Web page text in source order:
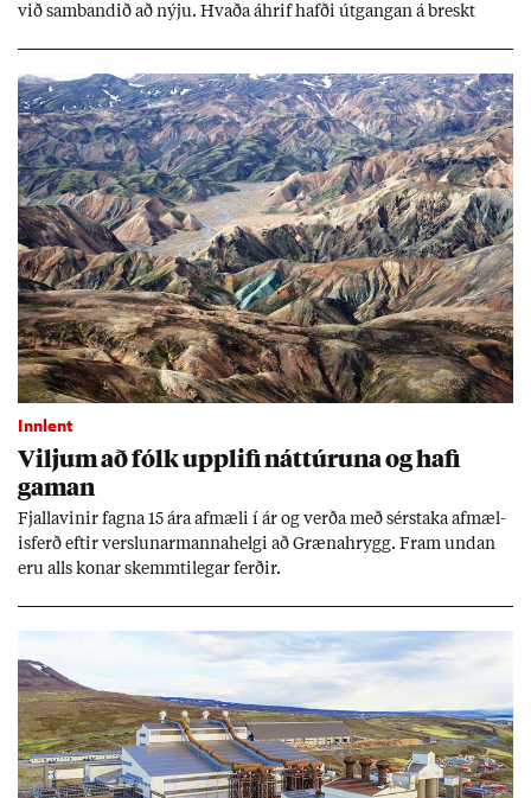
við sam­band­ið að nýju. Hvaða áhrif hafði út­gang­an á breskt
Innlent
Vilj­um að fólk upp­lifi nátt­úr­una og hafi
gam­an
Fjalla­vin­ir fagna 15 ára af­mæli í ár og verða með sér­staka af­mæl­
is­ferð eft­ir versl­un­ar­manna­helgi að Græna­hrygg. Fram und­an
eru alls kon­ar skemmti­leg­ar ferð­ir.